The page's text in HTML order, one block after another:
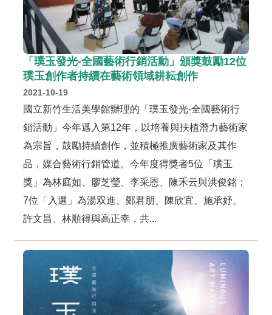
「璞玉發光-全國藝術行銷活動」頒獎鼓勵12位
璞玉創作者持續在藝術領域耕耘創作
2021-10-19
國立新竹生活美學館辦理的「璞玉發光-全國藝術行
銷活動」今年邁入第12年，以培養與扶植潛力藝術家
為宗旨，鼓勵持續創作，並積極推廣藝術家及其作
品，媒合藝術行銷管道。今年度得獎者5位「璞玉
獎」為林庭如、廖芝瑩、李采恩、陳禾云與洪俊銘；
7位「入選」為湯双進、鄭君朋、陳欣宜、施承妤、
許文昌、林順得與高正幸，共...